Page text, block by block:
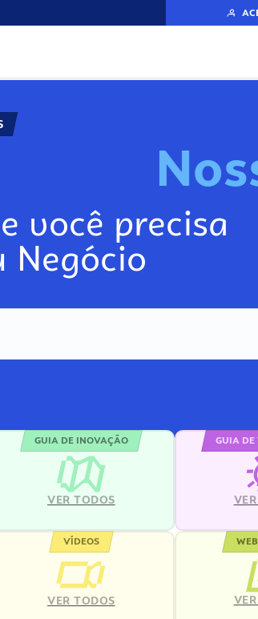
N
você precisa
Negócio
GUIA DE INOVAÇÃO
VER TODOS
GUIA DE
VÍDEOS
VER TODOS